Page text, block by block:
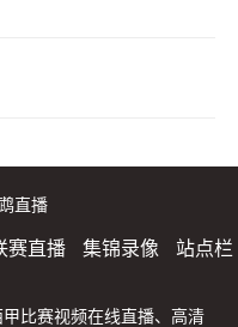
直播
赛直播 集锦录像
站点栏
比赛视频在线直播、高清